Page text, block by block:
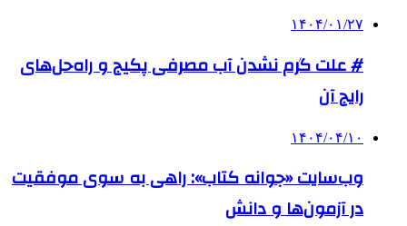
۱۴۰۴/۰۱/۲۷
# علت گرم نشدن آب مصرفی پکیج و راه‌حل‌های
رایج آن
۱۴۰۴/۰۴/۱۰
وب‌سایت «جوانه کتاب»: راهی به سوی موفقیت
در آزمون‌ها و دانش